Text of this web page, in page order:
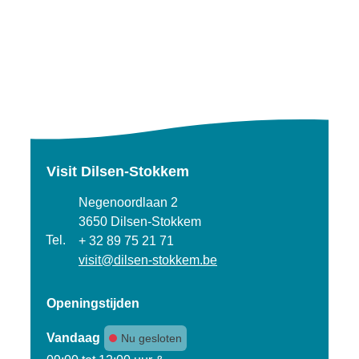
Visit Dilsen-Stokkem
Negenoordlaan 2
,3650 Dilsen-Stokkem
Tel.
+ 32 89 75 21 71
E-mailvisit@dilsen-stokkem.be
Openingstijden
Vandaag Nu gesloten